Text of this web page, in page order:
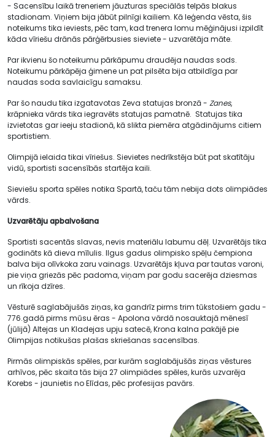
- Sacensību laikā treneriem jāuzturas speciālās telpās blakus
stadionam. Viņiem bija jābūt pilnīgi kailiem. Kā leģenda vēsta, šis
noteikums tika ieviests, pēc tam, kad trenera lomu mēģinājusi izpildīt
kāda vīriešu drānās pārģērbusies sieviete - uzvarētāja māte.
Par ikvienu šo noteikumu pārkāpumu draudēja naudas sods.
Noteikumu pārkāpēja ģimene un pat pilsēta bija atbildīga par
naudas soda savlaicīgu samaksu.
Par šo naudu tika izgatavotas Zeva statujas bronzā - Zanes,
krāpnieka vārds tika iegravēts statujas pamatnē. Statujas tika
izvietotas gar ieeju stadionā, kā slikta piemēra atgādinājums citiem
sportistiem.
Olimpijā ielaida tikai vīriešus. Sievietes nedrīkstēja būt pat skatītāju
vidū, sportisti sacensībās startēja kaili.
Sieviešu sporta spēles notika Spartā, taču tām nebija dots olimpiādes
vārds.
Uzvarētāju apbalvošana
Sportisti sacentās slavas, nevis materiālu labumu dēļ. Uzvarētājs tika
godināts kā dieva mīlulis. Ilgus gadus olimpisko spēļu čempiona
balva bija olīvkoka zaru vainags. Uzvarētājs kļuva par tautas varoni,
pie viņa griezās pēc padoma, viņam par godu sacerēja dziesmas
un rīkoja dzīres.
Vēsturē saglabājušās ziņas, ka gandrīz pirms trim tūkstošiem gadu -
776.gadā pirms mūsu ēras - Apolona vārdā nosauktajā mēnesī
(jūlijā) Altejas un Kladejas upju satecē, Krona kalna pakājē pie
Olimpijas notikušas plašas skriešanas sacensības.
Pirmās olimpiskās spēles, par kurām saglabājušās ziņas vēstures
arhīvos, pēc skaita tās bija 27 olimpiādes spēles, kurās uzvarēja
Korebs - jaunietis no Elīdas, pēc profesijas pavārs.